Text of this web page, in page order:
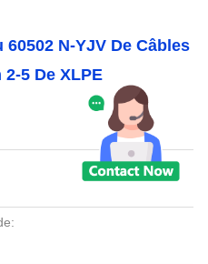
N-YJV De Câbles
5 De XLPE